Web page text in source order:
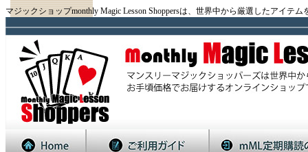
マジックショップmonthly Magic Lesson Shoppersは、世界中から厳選したアイ